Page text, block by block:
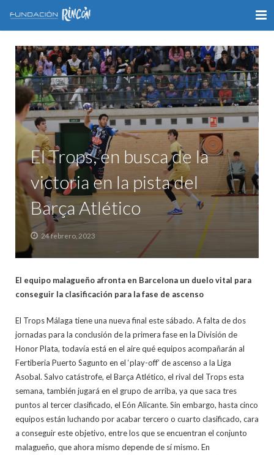
INICIO
LA FUNDACIÓN
APOYO AL DEPORTE
GALERÍA
VÍDEOS
COLABORA
CONTACTO
El Trops, en busca de la
victoria en la pista del
Barça Atlético
24 febrero, 2023
El equipo malagueño afronta en Barcelona un duelo vital para
conseguir la clasificación para la fase de ascenso
El Trops Málaga tiene una nueva final este sábado. A falta de dos
jornadas para la conclusión de la primera fase en la División de
Honor Plata, todavía está en el aire qué equipos acompañarán al
Fertiberia Puerto Sagunto en el ‘play-off’ de ascenso a la Liga
Asobal. Salvo catástrofe, el Barça Atlético, el rival del Trops esta
semana, también jugará en el grupo de arriba, ya que saca tres
puntos al tercer clasificado, el Eón Alicante. Sin embargo, hasta cinco
equipos están luchando por acabar tercero o cuarto clasificado, cara
a conseguir este objetivo, entre los que se encuentran el conjunto
malagueño, que ahora mismo depende de sí mismo. En